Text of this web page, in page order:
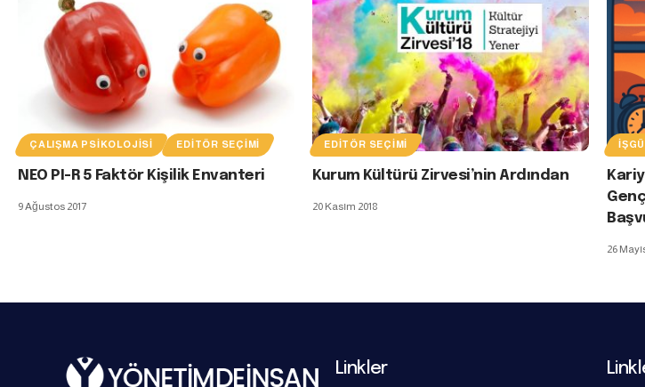
ÇALIŞMA PSIKOLOJISI EDITÖR SEÇIMI
NEO PI-R 5 Faktör Kişilik Envanteri
9 Ağustos 2017
EDITÖR SEÇIMI
Kurum Kültürü Zirvesi’nin Ardından
20 Kasım 2018
26
Linkler